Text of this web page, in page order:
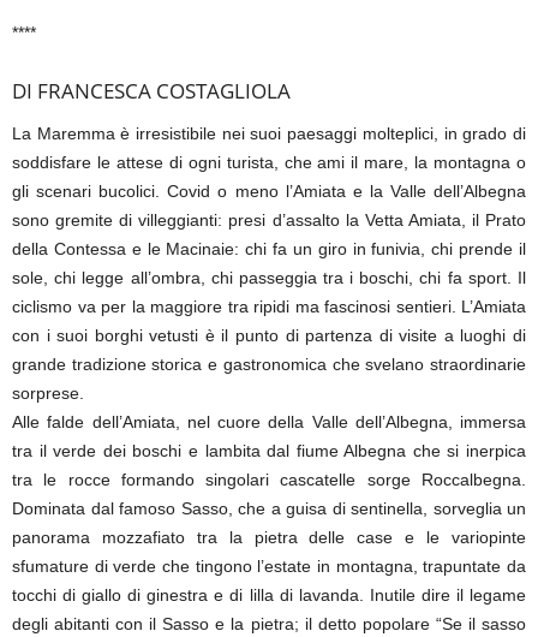
****
DI FRANCESCA COSTAGLIOLA
La Maremma è irresistibile nei suoi paesaggi molteplici, in grado di
soddisfare le attese di ogni turista, che ami il mare, la montagna o
gli scenari bucolici. Covid o meno l’Amiata e la Valle dell’Albegna
sono gremite di villeggianti: presi d’assalto la Vetta Amiata, il Prato
della Contessa e le Macinaie: chi fa un giro in funivia, chi prende il
sole, chi legge all’ombra, chi passeggia tra i boschi, chi fa sport. Il
ciclismo va per la maggiore tra ripidi ma fascinosi sentieri. L’Amiata
con i suoi borghi vetusti è il punto di partenza di visite a luoghi di
grande tradizione storica e gastronomica che svelano straordinarie
sorprese.
Alle falde dell’Amiata, nel cuore della Valle dell’Albegna, immersa
tra il verde dei boschi e lambita dal fiume Albegna che si inerpica
tra le rocce formando singolari cascatelle sorge Roccalbegna.
Dominata dal famoso Sasso, che a guisa di sentinella, sorveglia un
panorama mozzafiato tra la pietra delle case e le variopinte
sfumature di verde che tingono l’estate in montagna, trapuntate da
tocchi di giallo di ginestra e di lilla di lavanda. Inutile dire il legame
degli abitanti con il Sasso e la pietra; il detto popolare “Se il sasso